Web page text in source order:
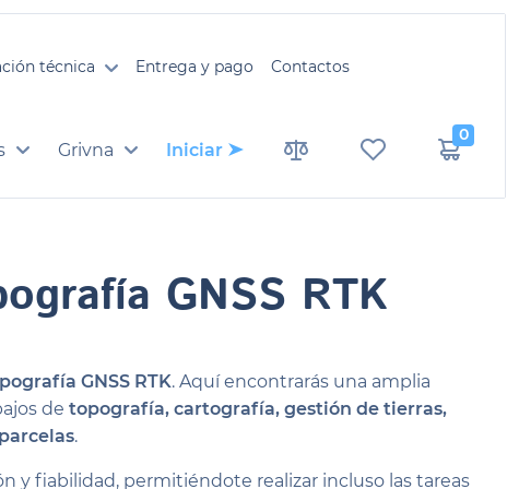
técnica Entrega y pago Contactos
Grivna Iniciar
0
GNSS RTK
GNSS RTK. Aquí encontrarás una amplia
de topografía, cartografía, gestión de tierras,
.
y fiabilidad, permitiéndote realizar incluso las tareas